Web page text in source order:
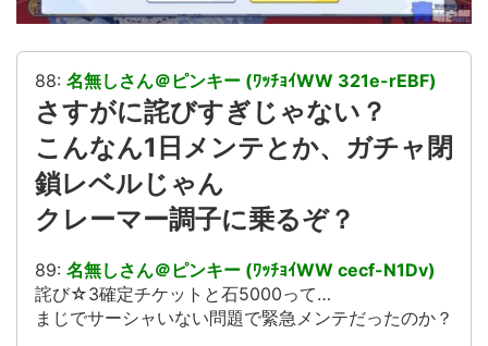
88: 名無しさん＠ピンキー (ﾜｯﾁｮｲWW 321e-rEBF)
さすがに詫びすぎじゃない？
こんなん1日メンテとか、ガチャ閉
鎖レベルじゃん
クレーマー調子に乗るぞ？
89: 名無しさん＠ピンキー (ﾜｯﾁｮｲWW cecf-N1Dv)
詫び☆3確定チケットと石5000って…
まじでサーシャいない問題で緊急メンテだったのか？